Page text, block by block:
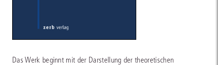
Das Werk beginnt mit der Darstellung der theoretischen